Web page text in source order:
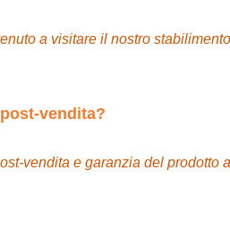
a visitare il nostro
vendita?
vendita e garanzia del